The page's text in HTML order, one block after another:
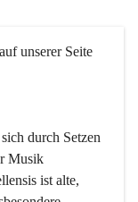
unserer Seite
durch Setzen
Musik
ist alte,